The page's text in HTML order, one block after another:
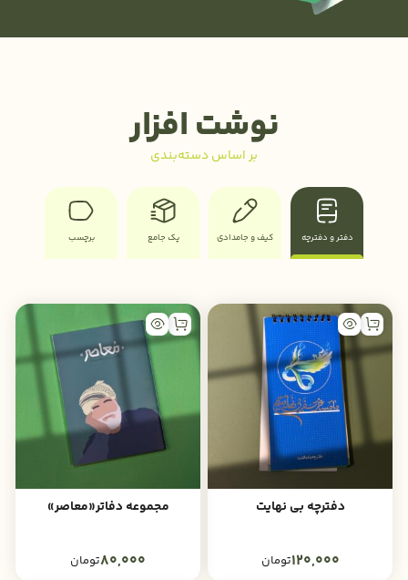
تواضع
نوشت افزار
بر اساس دسته‌بندی
دفتر و دفترچه کیف و جامدادی پک جامع برچسب
دفترچه بی نهایت
120,000تومان
مجموعه دفاتر«معاصر»
80,000تومان